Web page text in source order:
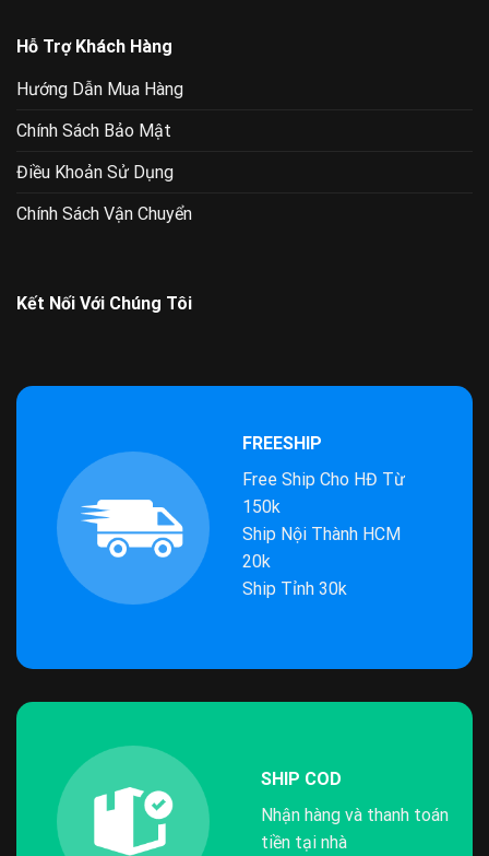
Hỗ Trợ Khách Hàng
Hướng Dẫn Mua Hàng
Chính Sách Bảo Mật
Điều Khoản Sử Dụng
Chính Sách Vận Chuyển
Kết Nối Với Chúng Tôi
FREESHIP
Free Ship Cho HĐ Từ
150k
Ship Nội Thành HCM
20k
Ship Tỉnh 30k
SHIP COD
Nhận hàng và thanh toán
tiền tại nhà